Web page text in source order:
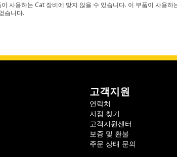
사용하는 Cat 장비에 맞지 않을 수 있습니다. 이 부품이 사용
습니다.
고객지원
연락처
지점 찾기
고객지원센터
보증 및 환불
주문 상태 문의